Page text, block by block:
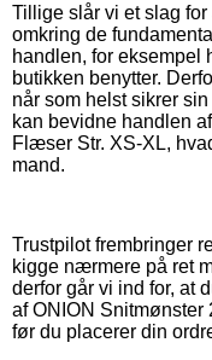
Tillige slår vi et slag
omkring de
handlen, for eksempel
butikken benytter.
når som helst sikrer
kan bevidne handlen
Flæser Str. XS-XL,
mand.
Trustpilot frembringer
kigge nærmere på ret
derfor går vi ind for, at
af ONION
før du placerer din